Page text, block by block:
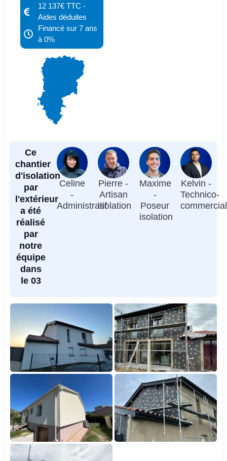
12 137€ TTC -
Aides déduites
Financé sur 7 ans
à 0%
Ce
chantier
d'isolation
par
l'extérieur
a été
réalisé
par
notre
équipe
dans
le 03
Celine
-
Administratif
Pierre -
Artisan
isolation
Maxime
-
Poseur
isolation
Kelvin -
Technico-
commercial